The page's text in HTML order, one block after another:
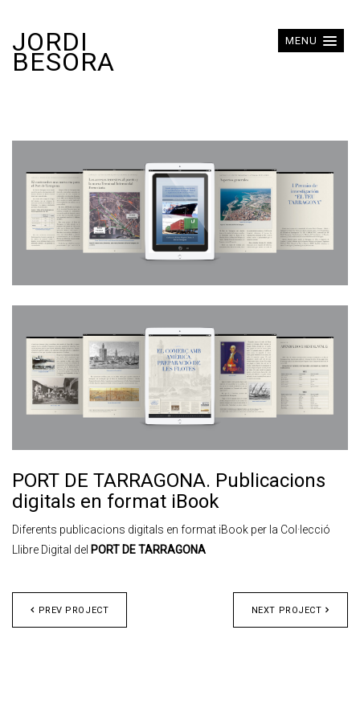
MENU
JORDI
BESORA
PORT DE TARRAGONA. Publicacions
digitals en format iBook
Diferents publicacions digitals en format iBook per la Col·lecció
Llibre Digital del PORT DE TARRAGONA
NEXT PROJECT
PREV PROJECT